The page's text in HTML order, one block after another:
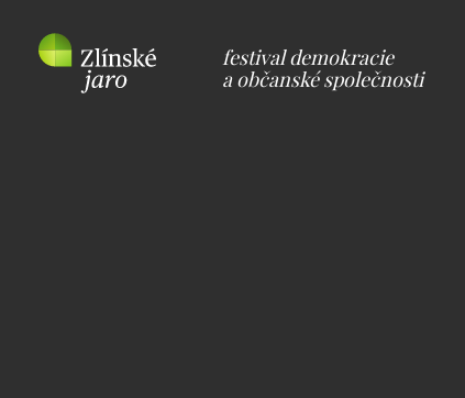
festival demokracie
a občanské společnosti